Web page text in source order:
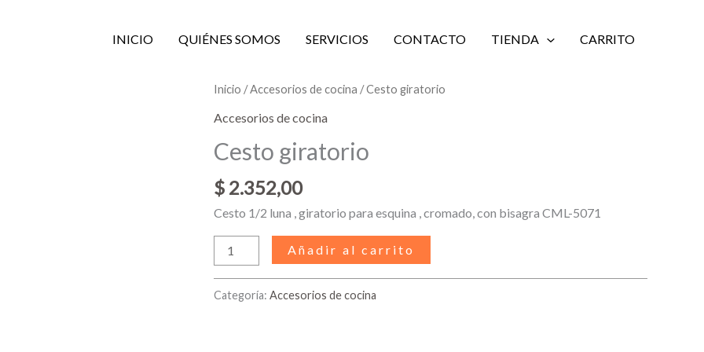
INICIO QUIÉNES SOMOS SERVICIOS CONTACTO TIENDA CARRITO
Inicio /Accesorios de cocina / Cesto giratorio
Accesorios de cocina
Cesto giratorio
$ 2.352,00
Cesto 1/2 luna , giratorio para esquina , cromado, con bisagra CML-5071
Cesto
Añadir al carrito
Categoría: Accesorios de cocina